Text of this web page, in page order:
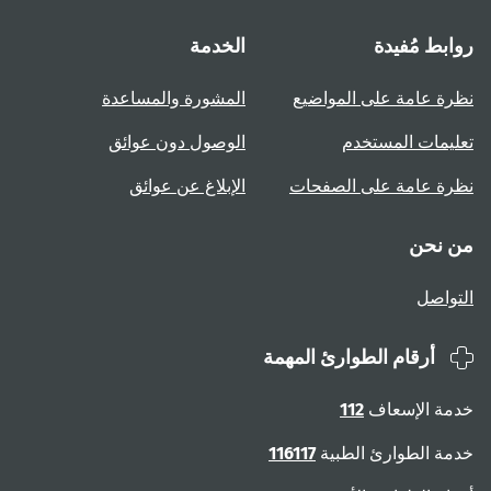
روابط مُفيدة
نظرة عامة على المواضيع
تعليمات المستخدم
نظرة عامة على الصفحات
الخدمة
المشورة والمساعدة
الوصول دون عوائق
الإبلاغ عن عوائق
من نحن
التواصل
أرقام الطوارئ المهمة
خدمة الإسعاف 112
خدمة الطوارئ الطبية116117